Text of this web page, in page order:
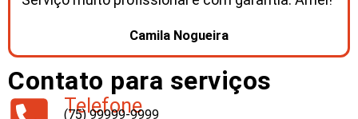
Camila Nogueira
Contato para serviços
Telefone
(75) 99999-9999